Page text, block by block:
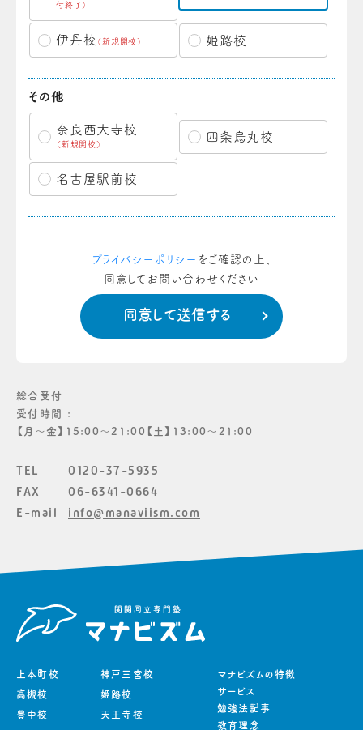
付終了）
伊丹校 （新規開校） 姫路校
その他
奈良西大寺校
（新規開校）
四条烏丸校
名古屋駅前校
プライバシーポリシー をご確認の上、
同意してお問い合わせください
総合受付
受付時間 :
【月〜金】15:00〜21:00【土】13:00〜21:00
TEL
0120-37-5935
FAX
06-6341-0664
E-mail
info@manaviism.com
上本町校
高槻校
豊中校
神戸三宮校
姫路校
天王寺校
マナビズムの特徴
サービス
勉強法記事
教育理念